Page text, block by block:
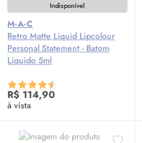
Indisponível
M·A·C
Retro Matte Liquid Lipcolour
Personal Statement - Batom
Líquido 5ml
R$ 114,90
à vista